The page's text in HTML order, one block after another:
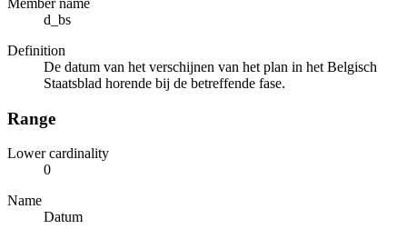
d_bs
Definition
De datum van het verschijnen van het plan in het Belgisch
Staatsblad horende bij de betreffende fase.
Range
Lower cardinality
0
Name
Datum